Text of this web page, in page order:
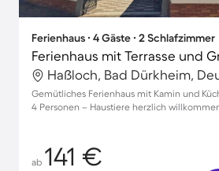
Ferienhaus ∙ 4 Gäste ∙ 2 Schlafzimmer
Ferienhaus mit Terrasse und
Haßloch, Bad Dürkheim,
Gemütliches Ferienhaus mit Kamin und
4 Personen – Haustiere herzlich
ab 141 €